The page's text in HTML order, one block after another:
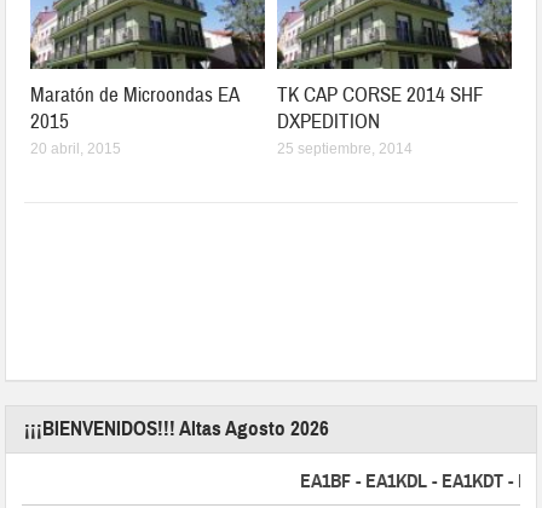
Maratón de Microondas EA
2015
20 abril, 2015
TK CAP CORSE 2014 SHF
DXPEDITION
25 septiembre, 2014
¡¡¡BIENVENIDOS!!! Altas Agosto 2026
EA1BF - EA1KDL - EA1KDT -